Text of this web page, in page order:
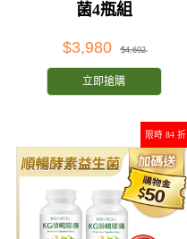
菌4瓶組
$3,980 $4,692
立即搶購
限時 84 折